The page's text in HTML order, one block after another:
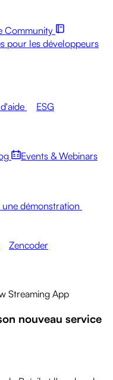
Community
pour les développeurs
ESG
Events & Webinars
une démonstration
Zencoder
Streaming App
nouveau service